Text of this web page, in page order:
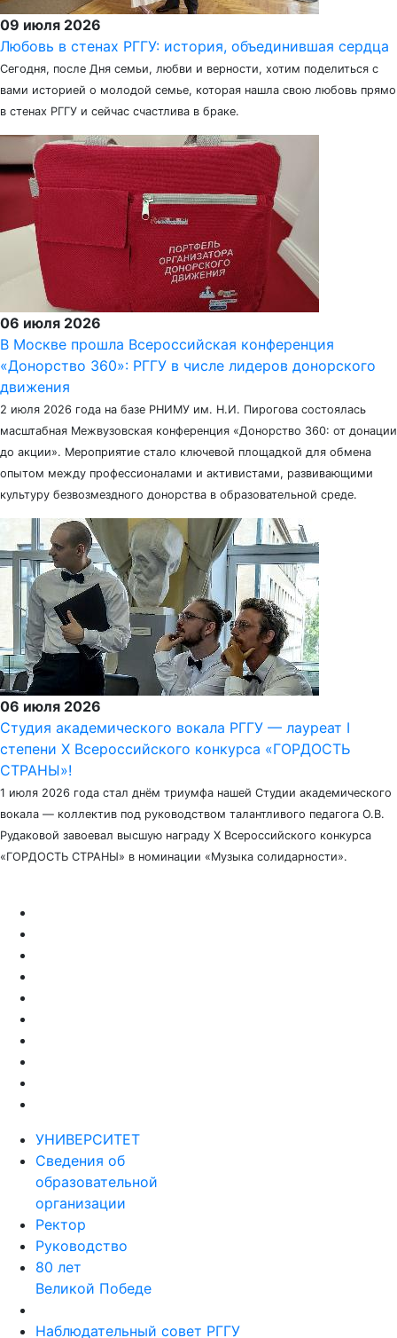
09 июля 2026
Любовь в стенах РГГУ: история, объединившая сердца
Сегодня, после Дня семьи, любви и верности, хотим поделиться с
вами историей о молодой семье, которая нашла свою любовь прямо
в стенах РГГУ и сейчас счастлива в браке.
06 июля 2026
В Москве прошла Всероссийская конференция
«Донорство 360»: РГГУ в числе лидеров донорского
движения
2 июля 2026 года на базе РНИМУ им. Н.И. Пирогова состоялась
масштабная Межвузовская конференция «Донорство 360: от донации
до акции». Мероприятие стало ключевой площадкой для обмена
опытом между профессионалами и активистами, развивающими
культуру безвозмездного донорства в образовательной среде.
06 июля 2026
Студия академического вокала РГГУ — лауреат I
степени X Всероссийского конкурса «ГОРДОСТЬ
СТРАНЫ»!
1 июля 2026 года стал днём триумфа нашей Студии академического
вокала — коллектив под руководством талантливого педагога О.В.
Рудаковой завоевал высшую награду X Всероссийского конкурса
«ГОРДОСТЬ СТРАНЫ» в номинации «Музыка солидарности».
УНИВЕРСИТЕТ
Сведения об
образовательной
организации
Ректор
Руководство
80 лет
Великой Победе
Наблюдательный совет РГГУ